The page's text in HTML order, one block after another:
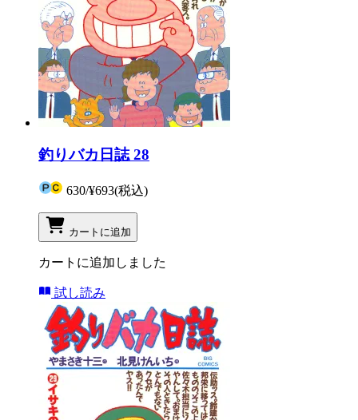
釣りバカ日誌 28
630/¥693(税込)
カートに追加
カートに追加しました
試し読み